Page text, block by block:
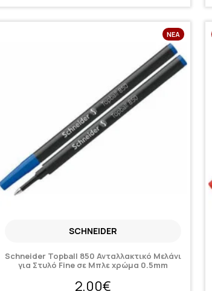
ΝΈΑ
SCHNEIDER
Schneider Topball 850 Ανταλλακτικό Μελάνι
για Στυλό Fine σε Μπλε χρώμα 0.5mm
2,00€